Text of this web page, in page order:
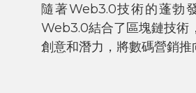
隨著Web3.0技術的蓬勃
Web3.0結合了區塊鏈技術
創意和潛力，將數碼營銷推